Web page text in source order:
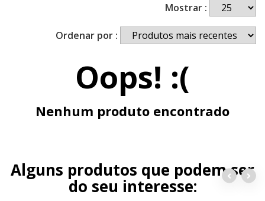
Mostrar :
Ordenar por :
Oops! :(
Nenhum produto encontrado
Alguns produtos que podem ser
do seu interesse: